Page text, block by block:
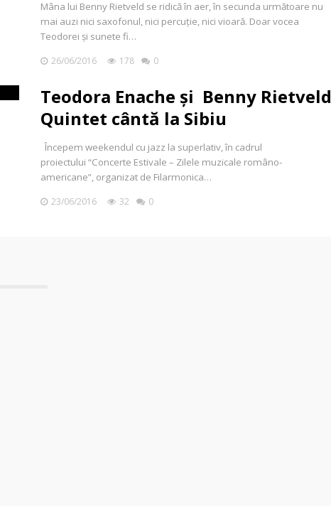
Mâna lui Benny Rietveld se ridică în aer, în secunda următoare nu
mai auzi nici saxofonul, nici percuție, nici vioară. Doar vocea
Teodorei și sunete fi…
26/06/2016 178 0
Teodora Enache şi Benny Rietveld
Quintet cântă la Sibiu
Începem weekendul cu jazz la superlativ, în cadrul
proiectului “Concerte Estivale – Zilele muzicale româno-
americane”, organizat de Filarmonica…
23/06/2016 32 0